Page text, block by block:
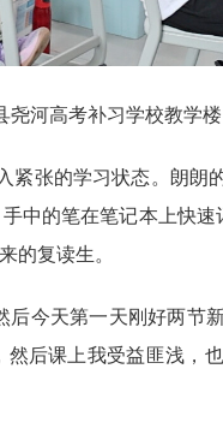
尧河高考补习学校教学楼
张的学习状态。朗
中的笔在笔记本上快
的复读生。
今天第一天刚好两节
后课上我受益匪浅，